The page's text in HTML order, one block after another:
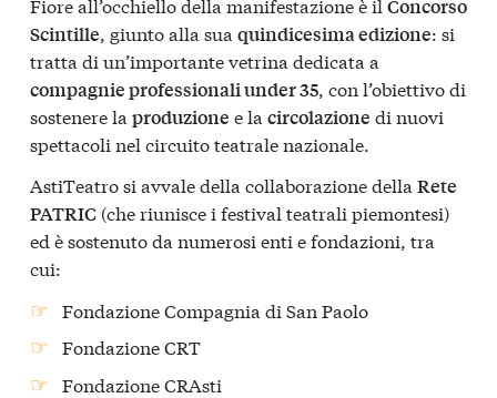
Concorso
Scintille, giunto alla sua quindicesima edizione: si
tratta di un’importante vetrina dedicata a
compagnie professionali under 35, con l’obiettivo di
sostenere la produzione e la circolazione di nuovi
spettacoli nel circuito teatrale nazionale.
AstiTeatro si avvale della collaborazione della Rete
PATRIC (che riunisce i festival teatrali piemontesi)
ed è sostenuto da numerosi enti e fondazioni, tra
cui:
Fondazione Compagnia di San Paolo
Fondazione CRT
Fondazione CRAsti